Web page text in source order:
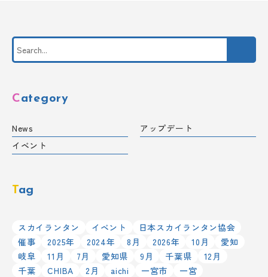
Category
News
アップデート
イベント
Tag
スカイランタン イベント
日本スカイランタン協会
催事
2025年 2024年 8月 2026年 10月
愛知
岐阜
11月 7月 愛知県 9月 千葉県
12月
千葉
CHIBA 2月 aichi 一宮市
一宮